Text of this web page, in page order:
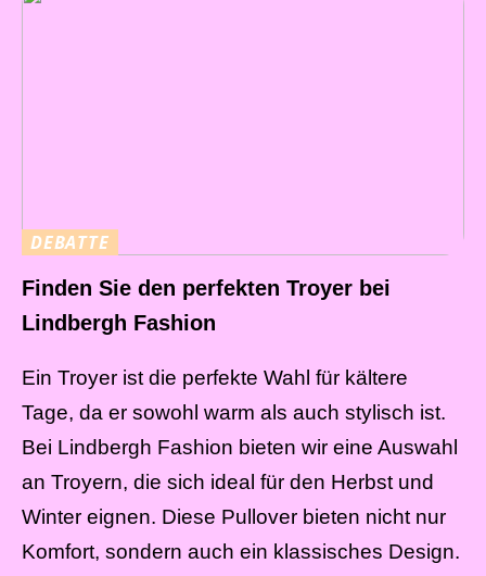
DEBATTE
Finden Sie den perfekten Troyer bei
Lindbergh Fashion
Ein Troyer ist die perfekte Wahl für kältere
Tage, da er sowohl warm als auch stylisch ist.
Bei Lindbergh Fashion bieten wir eine Auswahl
an Troyern, die sich ideal für den Herbst und
Winter eignen. Diese Pullover bieten nicht nur
Komfort, sondern auch ein klassisches Design.